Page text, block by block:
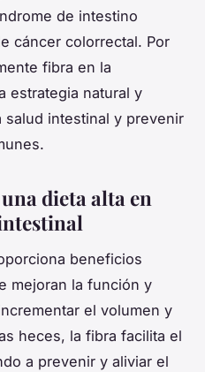
de intestino
cáncer colorrectal. Por
fibra en la
estrategia natural y
salud intestinal y prevenir
dieta alta en
beneficios
mejoran la función y
el volumen y
heces, la fibra facilita el
a prevenir y aliviar el